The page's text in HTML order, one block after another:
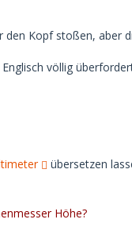
Kopf stoßen,
völlig
übersetzen
Höhe?